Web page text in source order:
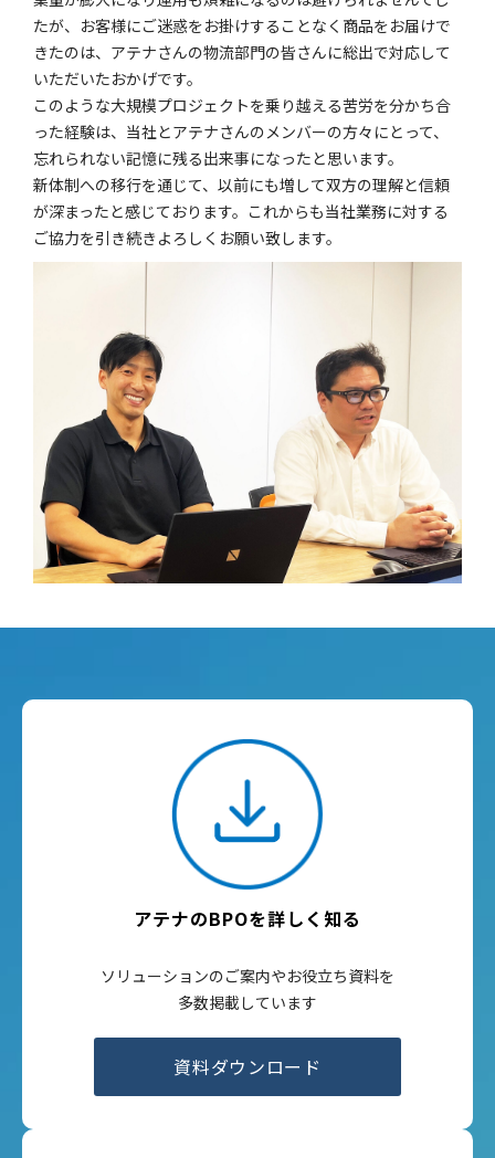
たが、お客様にご迷惑をお掛けすることなく商品をお届けで
きたのは、アテナさんの物流部門の皆さんに総出で対応して
いただいたおかげです。
このような大規模プロジェクトを乗り越える苦労を分かち合
った経験は、当社とアテナさんのメンバーの方々にとって、
忘れられない記憶に残る出来事になったと思います。
新体制への移行を通じて、以前にも増して双方の理解と信頼
が深まったと感じております。これからも当社業務に対する
ご協力を引き続きよろしくお願い致します。
アテナのBPOを詳しく知る
ソリューションのご案内やお役立ち資料を
多数掲載しています
資料ダウンロード